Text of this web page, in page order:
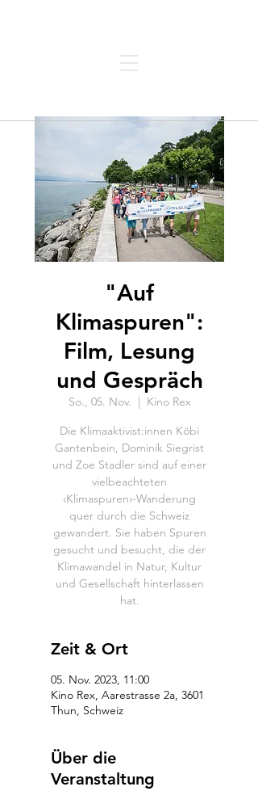
"Auf
Klimaspuren":
Film, Lesung
und Gespräch
So., 05. Nov.
  |
Kino Rex
Die Klimaaktivist:innen Köbi
Gantenbein, Dominik Siegrist
und Zoe Stadler sind auf einer
vielbeachteten
‹Klimaspuren›-Wanderung
quer durch die Schweiz
gewandert. Sie haben Spuren
gesucht und besucht, die der
Klimawandel in Natur, Kultur
und Gesellschaft hinterlassen
hat.
Zeit & Ort
05. Nov. 2023, 11:00
Kino Rex, Aarestrasse 2a, 3601
Thun, Schweiz
Über die
Veranstaltung